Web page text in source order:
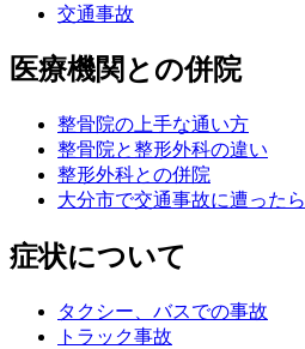
交通事故
医療機関との併院
整骨院の上手な通い方
整骨院と整形外科の違い
整形外科との併院
大分市で交通事故に遭ったら
症状について
タクシー、バスでの事故
トラック事故